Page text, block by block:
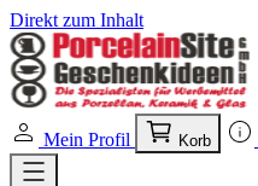
Direkt zum Inhalt
Mein Profil Korb